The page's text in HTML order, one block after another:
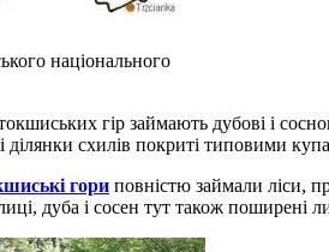
національного
гір займають дубові і
ділянки схилів покриті типовими
гори повністю займали ліси,
дуба і сосен тут також поширені